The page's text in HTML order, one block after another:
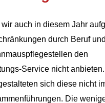
auch in diesem Jahr
durch Beruf
den
Service nicht
sich diese nicht
Die